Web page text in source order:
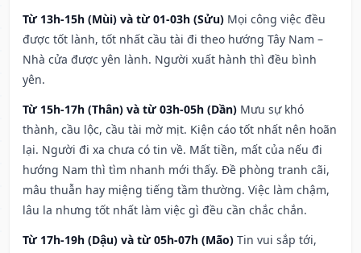
Từ 13h-15h (Mùi) và từ 01-03h (Sửu) Mọi công việc đều
được tốt lành, tốt nhất cầu tài đi theo hướng Tây Nam –
Nhà cửa được yên lành. Người xuất hành thì đều bình
yên.
Từ 15h-17h (Thân) và từ 03h-05h (Dần) Mưu sự khó
thành, cầu lộc, cầu tài mờ mịt. Kiện cáo tốt nhất nên hoãn
lại. Người đi xa chưa có tin về. Mất tiền, mất của nếu đi
hướng Nam thì tìm nhanh mới thấy. Đề phòng tranh cãi,
mâu thuẫn hay miệng tiếng tầm thường. Việc làm chậm,
lâu la nhưng tốt nhất làm việc gì đều cần chắc chắn.
Từ 17h-19h (Dậu) và từ 05h-07h (Mão) Tin vui sắp tới,